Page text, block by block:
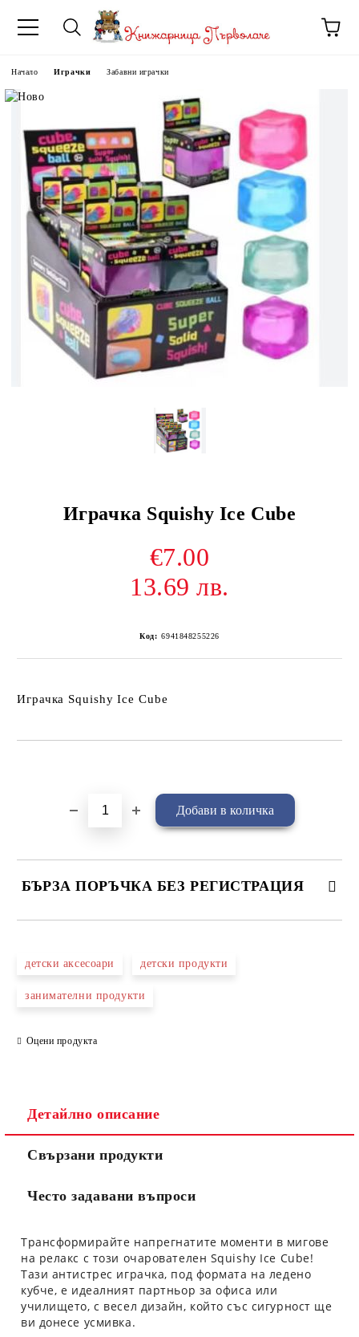
Начало Играчки Забавни играчки
Играчка Squishy Ice Cube
€7.00
13.69 лв.
Код: 6941848255226
Играчка Squishy Ice Cube
БЪРЗА ПОРЪЧКА БЕЗ РЕГИСТРАЦИЯ
детски аксесоари детски продукти
занимателни продукти
Оцени продукта
Детайлно описание
Свързани продукти
Често задавани въпроси
Трансформирайте напрегнатите моменти в мигове
на релакс с този очарователен Squishy Ice Cube!
Тази антистрес играчка, под формата на ледено
кубче, е идеалният партньор за офиса или
училището, с весел дизайн, който със сигурност ще
ви донесе усмивка.